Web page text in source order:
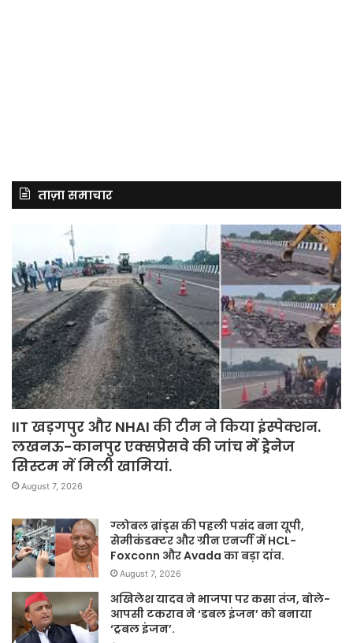
ताज़ा समाचार
IIT खड़गपुर और NHAI की टीम ने किया इंस्पेक्शन.
लखनऊ-कानपुर एक्सप्रेसवे की जांच में ड्रेनेज
सिस्टम में मिली खामियां.
August 7, 2026
ग्लोबल ब्रांड्स की पहली पसंद बना यूपी,
सेमीकंडक्टर और ग्रीन एनर्जी में HCL-
Foxconn और Avada का बड़ा दांव.
August 7, 2026
अखिलेश यादव ने भाजपा पर कसा तंज, बोले-
आपसी टकराव ने ‘डबल इंजन’ को बनाया
‘ट्रबल इंजन’.